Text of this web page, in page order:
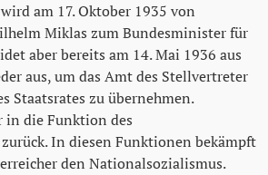
am 17. Oktober 1935 von
Miklas zum Bundesminister für
aber bereits am 14. Mai 1936 aus
aus, um das Amt des Stellvertreter
Staatsrates zu übernehmen.
in die Funktion des
In diesen Funktionen bekämpft
den Nationalsozialismus.